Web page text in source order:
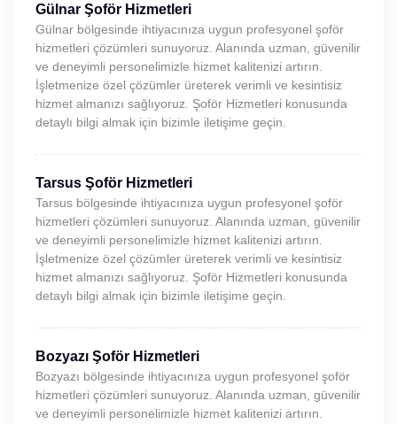
Gülnar Şoför Hizmetleri
Gülnar bölgesinde ihtiyacınıza uygun profesyonel şoför
hizmetleri çözümleri sunuyoruz. Alanında uzman, güvenilir
ve deneyimli personelimizle hizmet kalitenizi artırın.
İşletmenize özel çözümler üreterek verimli ve kesintisiz
hizmet almanızı sağlıyoruz. Şoför Hizmetleri konusunda
detaylı bilgi almak için bizimle iletişime geçin.
Tarsus Şoför Hizmetleri
Tarsus bölgesinde ihtiyacınıza uygun profesyonel şoför
hizmetleri çözümleri sunuyoruz. Alanında uzman, güvenilir
ve deneyimli personelimizle hizmet kalitenizi artırın.
İşletmenize özel çözümler üreterek verimli ve kesintisiz
hizmet almanızı sağlıyoruz. Şoför Hizmetleri konusunda
detaylı bilgi almak için bizimle iletişime geçin.
Bozyazı Şoför Hizmetleri
Bozyazı bölgesinde ihtiyacınıza uygun profesyonel şoför
hizmetleri çözümleri sunuyoruz. Alanında uzman, güvenilir
ve deneyimli personelimizle hizmet kalitenizi artırın.